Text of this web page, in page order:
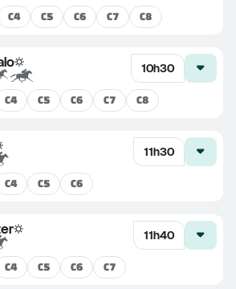
C4 C5 C6 C7 C8
10h30
C4 C5 C6 C7 C8
11h30
C4 C5 C6
11h40
C4 C5 C6 C7